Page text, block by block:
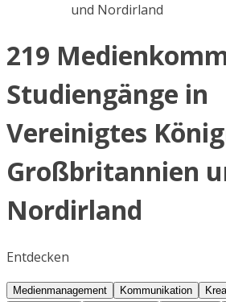
und Nordirland
219
Studiengänge in
Vereinigtes
Großbritannien
Nordirland
Entdecken
Medienmanagement Kommunikation